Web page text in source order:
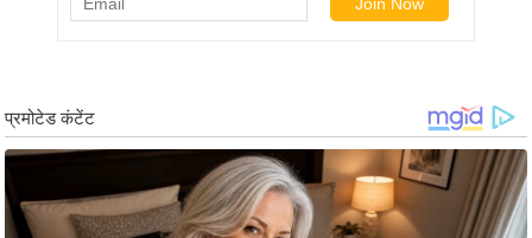
न्यू
ज
फ